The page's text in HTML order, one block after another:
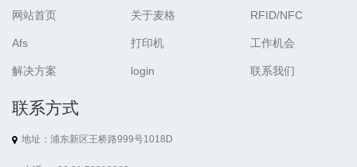
网站首页 关于麦格 RFID/NFC
Afs 打印机 工作机会
解决方案 login 联系我们
联系方式
地址：浦东新区王桥路999号1018D